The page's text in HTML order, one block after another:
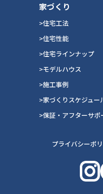
家づくり
>住宅工法
>住宅性能
>住宅ラインナップ
>モデルハウス
>施工事例
>家づくりスケジュー
>保証・アフターサポ
プライバシーポ